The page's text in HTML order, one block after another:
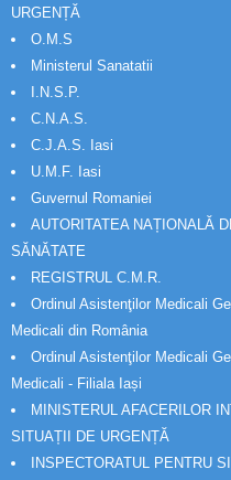
URGENȚĂ
O.M.S
Ministerul Sanatatii
I.N.S.P.
C.N.A.S.
C.J.A.S. Iasi
U.M.F. Iasi
Guvernul Romaniei
AUTORITATEA NAȚIONALĂ
SĂNĂTATE
REGISTRUL C.M.R.
Ordinul Asistenţilor Medicali
Medicali din România
Ordinul Asistenţilor Medicali
Medicali - Filiala Iași
MINISTERUL AFACERILOR
SITUAȚII DE URGENȚĂ
INSPECTORATUL PENTRU